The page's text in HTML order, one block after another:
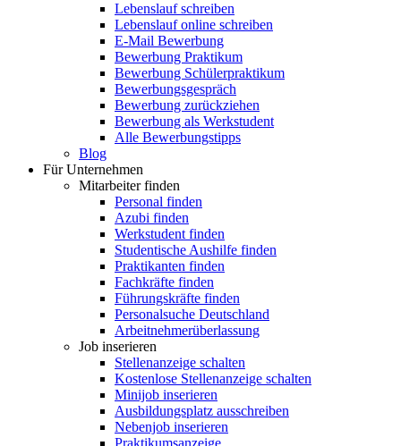
Lebenslauf schreiben
Lebenslauf online schreiben
E-Mail Bewerbung
Bewerbung Praktikum
Bewerbung Schülerpraktikum
Bewerbungsgespräch
Bewerbung zurückziehen
Bewerbung als Werkstudent
Alle Bewerbungstipps
Blog
Für Unternehmen
Mitarbeiter finden
Personal finden
Azubi finden
Werkstudent finden
Studentische Aushilfe finden
Praktikanten finden
Fachkräfte finden
Führungskräfte finden
Personalsuche Deutschland
Arbeitnehmerüberlassung
Job inserieren
Stellenanzeige schalten
Kostenlose Stellenanzeige schalten
Minijob inserieren
Ausbildungsplatz ausschreiben
Nebenjob inserieren
Praktikumsanzeige